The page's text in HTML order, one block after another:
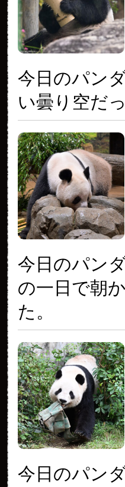
今日のパン
い曇り空だ
今日のパン
の一日で朝
た。
今日のパン